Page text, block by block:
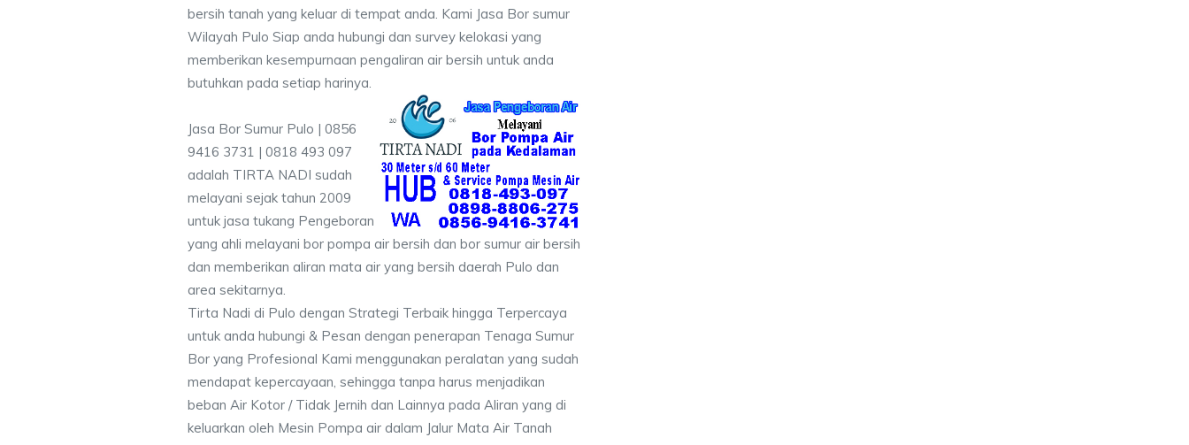
bersih tanah yang keluar di tempat anda. Kami Jasa Bor sumur
Wilayah Pulo Siap anda hubungi dan survey kelokasi yang
memberikan kesempurnaan pengaliran air bersih untuk anda
butuhkan pada setiap harinya.
Jasa Bor Sumur Pulo | 0856
9416 3731 | 0818 493 097
adalah TIRTA NADI sudah
melayani sejak tahun 2009
untuk jasa tukang Pengeboran
yang ahli melayani bor pompa air bersih dan bor sumur air bersih
dan memberikan aliran mata air yang bersih daerah Pulo dan
area sekitarnya.
Tirta Nadi di Pulo dengan Strategi Terbaik hingga Terpercaya
untuk anda hubungi & Pesan dengan penerapan Tenaga Sumur
Bor yang Profesional Kami menggunakan peralatan yang sudah
mendapat kepercayaan, sehingga tanpa harus menjadikan
beban Air Kotor / Tidak Jernih dan Lainnya pada Aliran yang di
keluarkan oleh Mesin Pompa air dalam Jalur Mata Air Tanah